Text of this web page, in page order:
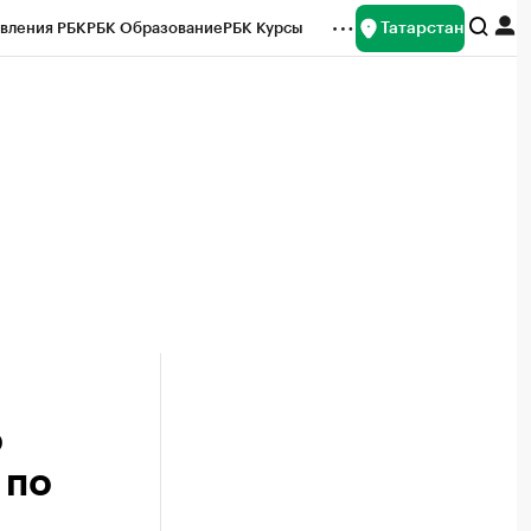
РБКРБК ОбразованиеРБК Курсы Татарстан